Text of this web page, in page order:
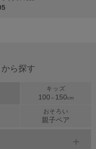
ら探す
キッズ
100 ～ 150cm
おそろい
親子ペア